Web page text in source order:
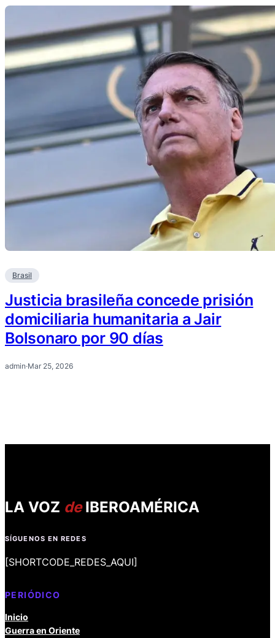
Brasil
Justicia brasileña concede prisión
domiciliaria humanitaria a Jair
Bolsonaro por 90 días
admin·Mar 25, 2026
LA VOZ deIBEROAMÉRICA
SÍGUENOS EN REDES
[SHORTCODE_REDES_AQUI]
PERIÓDICO
Inicio
Guerra en Oriente